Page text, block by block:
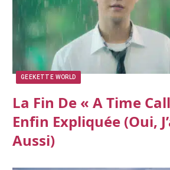
GEEKETTE WORLD
La Fin De « A Time
Enfin Expliquée (oui,
Aussi)